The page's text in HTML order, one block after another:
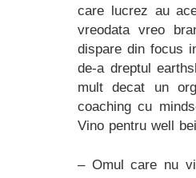
care lucrez au
vreodata vreo
dispare din focus
de-a dreptul
mult decat un
coaching cu
Vino pentru well
– Omul care nu